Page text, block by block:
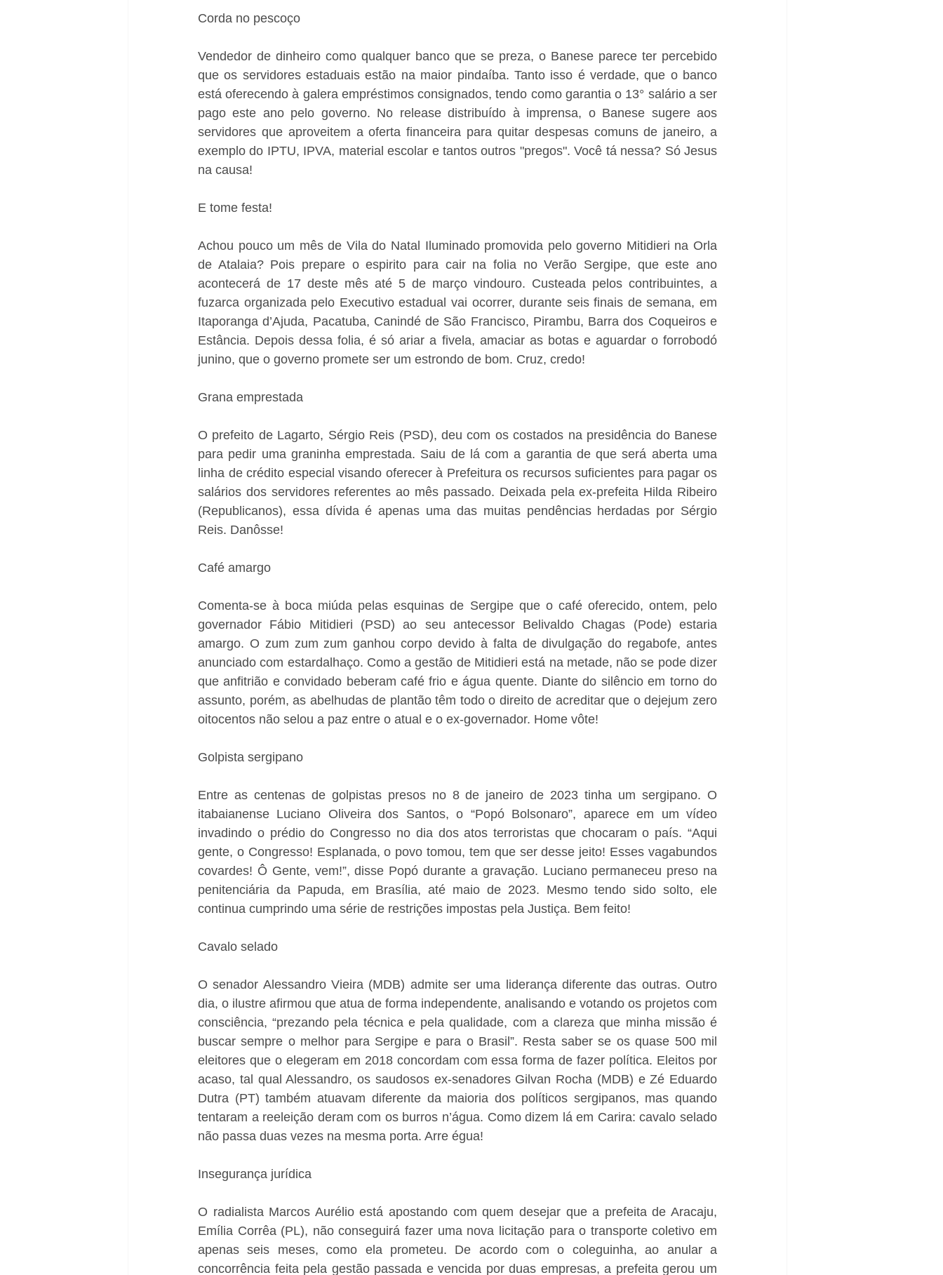
Corda no pescoço
Vendedor de dinheiro como qualquer banco que se preza, o Banese parece ter percebido
que os servidores estaduais estão na maior pindaíba. Tanto isso é verdade, que o banco
está oferecendo à galera empréstimos consignados, tendo como garantia o 13° salário a ser
pago este ano pelo governo. No release distribuído à imprensa, o Banese sugere aos
servidores que aproveitem a oferta financeira para quitar despesas comuns de janeiro, a
exemplo do IPTU, IPVA, material escolar e tantos outros "pregos". Você tá nessa? Só Jesus
na causa!
E tome festa!
Achou pouco um mês de Vila do Natal Iluminado promovida pelo governo Mitidieri na Orla
de Atalaia? Pois prepare o espirito para cair na folia no Verão Sergipe, que este ano
acontecerá de 17 deste mês até 5 de março vindouro. Custeada pelos contribuintes, a
fuzarca organizada pelo Executivo estadual vai ocorrer, durante seis finais de semana, em
Itaporanga d’Ajuda, Pacatuba, Canindé de São Francisco, Pirambu, Barra dos Coqueiros e
Estância. Depois dessa folia, é só ariar a fivela, amaciar as botas e aguardar o forrobodó
junino, que o governo promete ser um estrondo de bom. Cruz, credo!
Grana emprestada
O prefeito de Lagarto, Sérgio Reis (PSD), deu com os costados na presidência do Banese
para pedir uma graninha emprestada. Saiu de lá com a garantia de que será aberta uma
linha de crédito especial visando oferecer à Prefeitura os recursos suficientes para pagar os
salários dos servidores referentes ao mês passado. Deixada pela ex-prefeita Hilda Ribeiro
(Republicanos), essa dívida é apenas uma das muitas pendências herdadas por Sérgio
Reis. Danôsse!
Café amargo
Comenta-se à boca miúda pelas esquinas de Sergipe que o café oferecido, ontem, pelo
governador Fábio Mitidieri (PSD) ao seu antecessor Belivaldo Chagas (Pode) estaria
amargo. O zum zum zum ganhou corpo devido à falta de divulgação do regabofe, antes
anunciado com estardalhaço. Como a gestão de Mitidieri está na metade, não se pode dizer
que anfitrião e convidado beberam café frio e água quente. Diante do silêncio em torno do
assunto, porém, as abelhudas de plantão têm todo o direito de acreditar que o dejejum zero
oitocentos não selou a paz entre o atual e o ex-governador. Home vôte!
Golpista sergipano
Entre as centenas de golpistas presos no 8 de janeiro de 2023 tinha um sergipano. O
itabaianense Luciano Oliveira dos Santos, o “Popó Bolsonaro”, aparece em um vídeo
invadindo o prédio do Congresso no dia dos atos terroristas que chocaram o país. “Aqui
gente, o Congresso! Esplanada, o povo tomou, tem que ser desse jeito! Esses vagabundos
covardes! Ô Gente, vem!”, disse Popó durante a gravação. Luciano permaneceu preso na
penitenciária da Papuda, em Brasília, até maio de 2023. Mesmo tendo sido solto, ele
continua cumprindo uma série de restrições impostas pela Justiça. Bem feito!
Cavalo selado
O senador Alessandro Vieira (MDB) admite ser uma liderança diferente das outras. Outro
dia, o ilustre afirmou que atua de forma independente, analisando e votando os projetos com
consciência, “prezando pela técnica e pela qualidade, com a clareza que minha missão é
buscar sempre o melhor para Sergipe e para o Brasil”. Resta saber se os quase 500 mil
eleitores que o elegeram em 2018 concordam com essa forma de fazer política. Eleitos por
acaso, tal qual Alessandro, os saudosos ex-senadores Gilvan Rocha (MDB) e Zé Eduardo
Dutra (PT) também atuavam diferente da maioria dos políticos sergipanos, mas quando
tentaram a reeleição deram com os burros n’água. Como dizem lá em Carira: cavalo selado
não passa duas vezes na mesma porta. Arre égua!
Insegurança jurídica
O radialista Marcos Aurélio está apostando com quem desejar que a prefeita de Aracaju,
Emília Corrêa (PL), não conseguirá fazer uma nova licitação para o transporte coletivo em
apenas seis meses, como ela prometeu. De acordo com o coleguinha, ao anular a
concorrência feita pela gestão passada e vencida por duas empresas, a prefeita gerou um